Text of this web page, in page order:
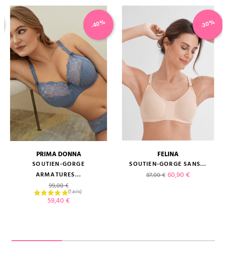
PRIMA DONNA
SOUTIEN-GORGE
ARMATURES...
Prix de base
99,00 €
Prix
59,40 €
-40%
FELINA
SOUTIEN-GORGE SANS...
Prix de base
87,00 € Prix
60,90 €
-30%